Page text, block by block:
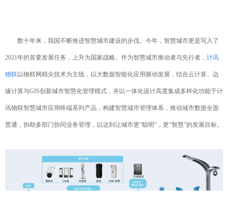
数十年来，我国不断推进智慧城市建设的步伐。今年，智慧城市更是写入了
2021年的首要发展任务，上升为国家战略。作为智慧城市推动者与先行者， 计讯
物联以物联网精尖技术为主线，以大数据智能化应用驱动发展，结合云计算、边
缘计算与GIS创新城市智慧化管理模式，并以一体化设计高度集成多样化功能于计
讯物联智慧城市应用终端系列产品，构建智慧城市管理体系，推动城市数据全面
贯通，协助多部门协同业务管理，以达到让城市更“聪明”，更“智慧”的发展目标。